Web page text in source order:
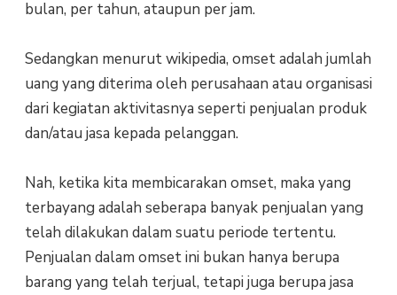
bulan, per tahun, ataupun per jam.
Sedangkan menurut wikipedia, omset adalah jumlah
uang yang diterima oleh perusahaan atau organisasi
dari kegiatan aktivitasnya seperti penjualan produk
dan/atau jasa kepada pelanggan.
Nah, ketika kita membicarakan omset, maka yang
terbayang adalah seberapa banyak penjualan yang
telah dilakukan dalam suatu periode tertentu.
Penjualan dalam omset ini bukan hanya berupa
barang yang telah terjual, tetapi juga berupa jasa